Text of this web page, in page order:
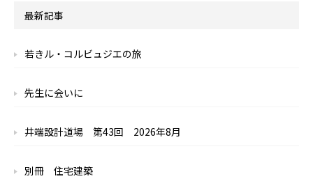
最新記事
若きル・コルビュジエの旅
先生に会いに
井端設計道場 第43回 2026年8月
別冊 住宅建築